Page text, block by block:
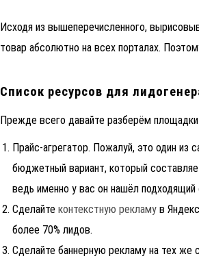
Исходя из вышеперечисленного,
товар абсолютно на всех порталах.
Список ресурсов для
Прежде всего давайте разберём
Прайс-агрегатор. Пожалуй, это один
бюджетный вариант, который
ведь именно у вас он нашёл
Сделайтеконтекстную рекламу в
более 70% лидов.
Сделайте баннерную рекламу на тех же